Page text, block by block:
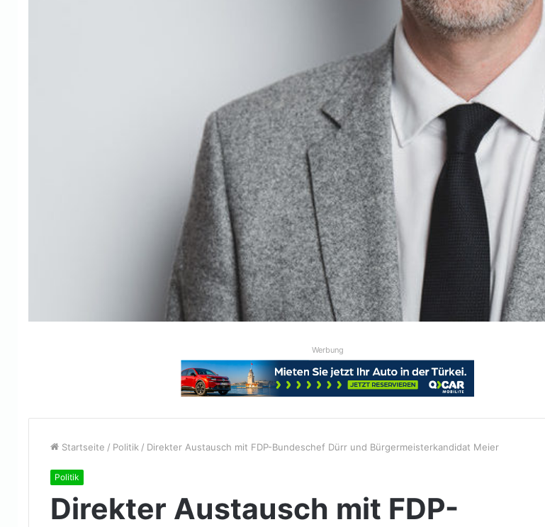
Werbung
Startseite / Politik / Direkter Austausch mit FDP-Bundeschef Dürr und Bürgermeisterkandidat Meier
Politik
Direkter Austausch mit FDP-